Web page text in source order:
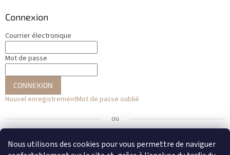
Nous utilisons des cookies pour vous permettre de naviguer
Connexion
Courrier électronique
Mot de passe
CONNEXION
Nouvel enregistrementMot de passe oublié
ou
Se connecter avec Facebook